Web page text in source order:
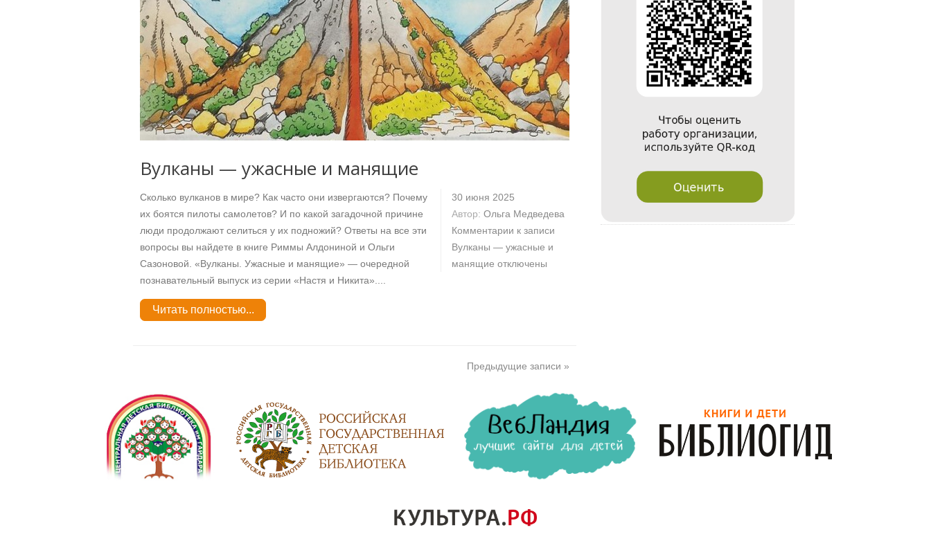
Вулканы — ужасные и манящие
Сколько вулканов в мире? Как часто они извергаются? Почему
их боятся пилоты самолетов? И по какой загадочной причине
люди продолжают селиться у их подножий? Ответы на все эти
вопросы вы найдете в книге Риммы Алдониной и Ольги
Сазоновой. «Вулканы. Ужасные и манящие» — очередной
познавательный выпуск из серии «Настя и Никита»....
Читать полностью...
30 июня 2025
Автор: Ольга Медведева
Комментарии к записи
Вулканы — ужасные и
манящие отключены
Предыдущие записи »